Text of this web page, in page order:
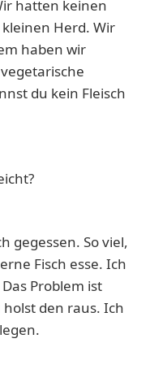
hatten keinen
Herd. Wir
haben wir
du kein Fleisch
gegessen. So viel,
Fisch esse. Ich
Problem ist
den raus. Ich